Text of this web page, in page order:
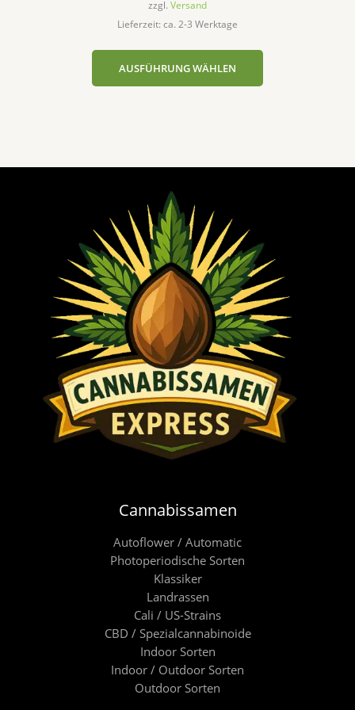
zzgl. Versand
Lieferzeit: ca. 2-3 Werktage
AUSFÜHRUNG WÄHLEN
Cannabissamen
Autoflower / Automatic
Photoperiodische Sorten
Klassiker
Landrassen
Cali / US-Strains
CBD / Spezialcannabinoide
Indoor Sorten
Indoor / Outdoor Sorten
Outdoor Sorten